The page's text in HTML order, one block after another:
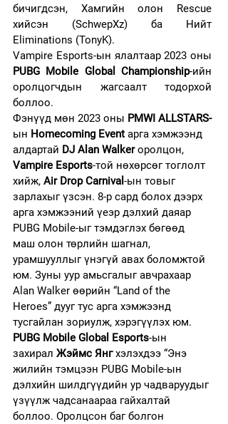
бичигдсэн, Хамгийн олон Rescue
хийсэн (SchwepXz) ба Нийт
Eliminations (TonyK).
PUBG Mobile Global Championship-ийн
оролцогчдын жагсаалт тодорхой
боллоо.
Фэнүүд мөн 2023 оны PMWI ALLSTARS-
ын Homecoming Event арга хэмжээнд
алдартай DJ Аlan Walker оролцон,
Vampire Esports-той нөхөрсөг тоглолт
хийж, Air Drop Carnival -ын товыг
зарлахыг үзсэн. 8-р сард болох дээрх
арга хэмжээний үеэр дэлхий даяар
PUBG Mobile-ыг тэмдэглэх бөгөөд
маш олон төрлийн шагнал,
урамшууллыг үнэгүй авах боломжтой
юм. Зуны уур амьсгалыг авчрахаар
Alan Walker өөрийн “Land of the
Heroes” дууг тус арга хэмжээнд
тусгайлан зориулж, хэрэгүүлэх юм.
PUBG Mobile Global Esports-ын
захирал Жэймс Янг хэлэхдээ “Энэ
жилийн тэмцээн PUBG Mobile-ын
дэлхийн шилдгүүдийн ур чадваруудыг
үзүүлж чадсанаараа гайхалтай
боллоо. Оролцсон баг болгон